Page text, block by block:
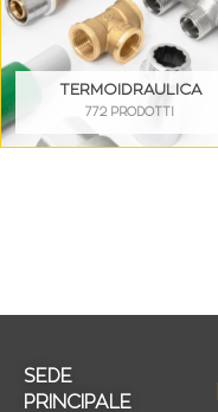
TERMOIDRAULICA
772 PRODOTTI
SEDE
PRINCIPALE